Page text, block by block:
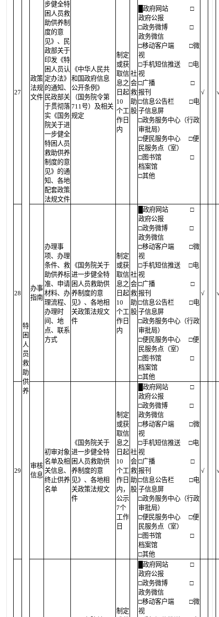
27
特
困
人
员
救
助
供
养
政策
法规
文件
步健全特
困人员救
助供养制
度的意
见》、民
政部关于
印发《特
困人员认
定办法》
的通知、
民政部关
于贯彻落
实《国务
院关于进
一步健全
特困人员
救助供养
制度的意
见》的通
知、各地
配套政策
法规文件
《中华人民共
和国政府信息
公开条例》
（国务院令第
711号）及相关
规定
制定
或获
取信
息之
日起
10
个工
作日
内
社
会
救
助
股
█政府网站
□
政府公报
□政务微博
□
政务微信
□移动客户端
□微
视
□手机短信推送
□电
视
□广播
□
报刊
□信息公告栏
□电
子信息屏
□政务服务中心（行政
审批局）
□便民服务中心
□便
民服务点（室）
□图书馆
□
档案馆
□其他
√
28
办事
指南
办理事
项、办理
条件、救
助供养标
准、申请
材料、办
理流程、
办理时
间、地
点、联系
方式
《国务院关于
进一步健全特
困人员救助供
养制度的意
见》、各地相
关政策法规文
件
制定
或获
取信
息之
日起
10
个工
作日
内
社
会
救
助
股
█政府网站
□
政府公报
□政务微博
□
政务微信
□移动客户端
□微
视
□手机短信推送
□电
视
□广播
□
报刊
□信息公告栏
□电
子信息屏
□政务服务中心（行政
审批局）
□便民服务中心
□便
民服务点（室）
□图书馆
□
档案馆
□其他
√
29
审核
信息
初审对象
名单及相
关信息、
终止供养
名单
《国务院关于
进一步健全特
困人员救助供
养制度的意
见》、各地相
关政策法规文
件
制定
或获
取信
息之
日起
10
个工
作日
内，
公示
7个
工作
日
社
会
救
助
股
█政府网站
□
政府公报
□政务微博
□
政务微信
□移动客户端
□微
视
□手机短信推送
□电
视
□广播
□
报刊
□信息公告栏
□电
子信息屏
□政务服务中心（行政
审批局）
□便民服务中心
□便
民服务点（室）
□图书馆
□
档案馆
□其他
√
制定
█政府网站
□
政府公报
□政务微博
□
政务微信
□移动客户端
□微
视